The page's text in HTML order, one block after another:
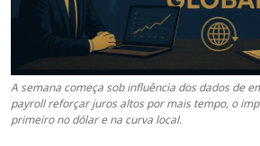
Radar Econômico
Sobre
GX explica
A semana começa sob influência dos dados de
payroll reforçar juros altos por mais tempo, o
primeiro no dólar e na curva local.